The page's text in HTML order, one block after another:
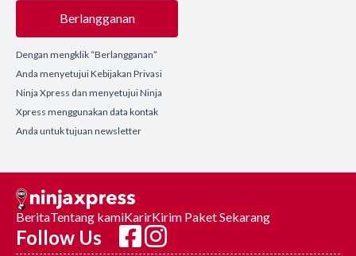
Berlangganan
Dengan mengklik “Berlangganan”
Anda menyetujui Kebijakan Privasi
Ninja Xpress dan menyetujui Ninja
Xpress menggunakan data kontak
Anda untuk tujuan newsletter
BeritaTentang kamiKarirKirim Paket Sekarang
Follow Us